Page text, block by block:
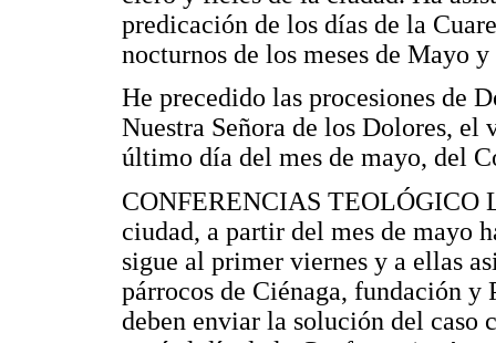
predicación de los días de la
nocturnos de los meses de Mayo
He precedido las procesiones de
Nuestra Señora de los Dolores, el
último día del mes de mayo, del
CONFERENCIAS TEOLÓGICO
ciudad, a partir del mes de mayo
sigue al primer viernes y a ellas
párrocos de Ciénaga, fundación
deben enviar la solución del caso